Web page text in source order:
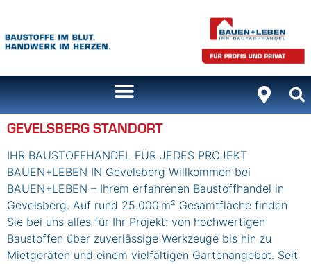
GEVELSBERG STANDORT
IHR BAUSTOFFHANDEL FÜR JEDES PROJEKT
BAUEN+LEBEN IN Gevelsberg Willkommen bei
BAUEN+LEBEN – Ihrem erfahrenen Baustoffhandel in
Gevelsberg. Auf rund 25.000 m² Gesamtfläche finden
Sie bei uns alles für Ihr Projekt: von hochwertigen
Baustoffen über zuverlässige Werkzeuge bis hin zu
Mietgeräten und einem vielfältigen Gartenangebot. Seit